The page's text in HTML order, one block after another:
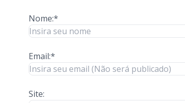
Nome:*
Email:*
Site: